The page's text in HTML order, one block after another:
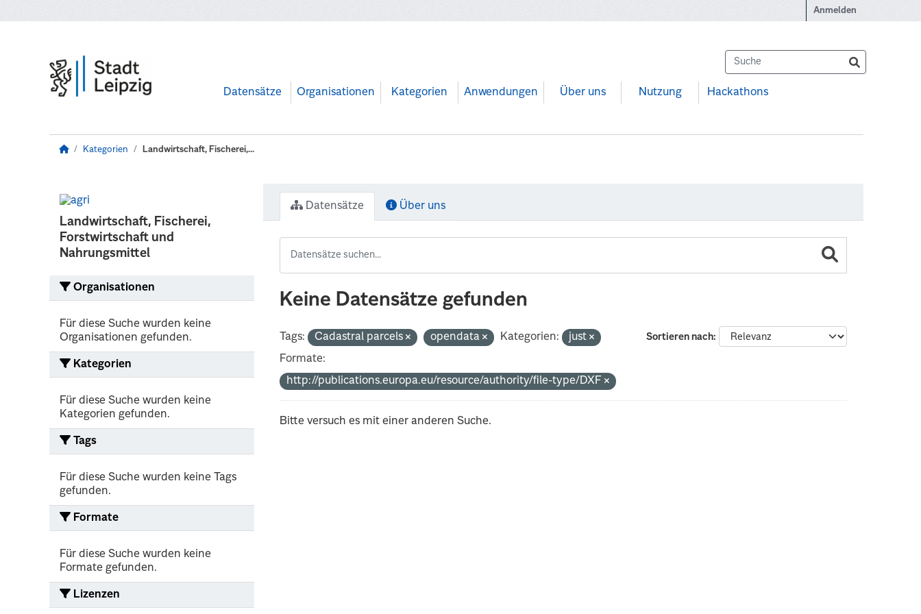
Anmelden
Datensätze Organisationen Kategorien Anwendungen Über uns Nutzung Hackathons
Kategorien Landwirtschaft, Fischerei,...
Landwirtschaft, Fischerei,
Forstwirtschaft und
Nahrungsmittel
Organisationen
Für diese Suche wurden keine
Organisationen gefunden.
Kategorien
Für diese Suche wurden keine
Kategorien gefunden.
Tags
Für diese Suche wurden keine Tags
gefunden.
Formate
Für diese Suche wurden keine
Formate gefunden.
Lizenzen
Datensätze Über uns
Keine Datensätze gefunden
Sortieren nach
Tags: Cadastral parcels opendata Kategorien:
just
Formate:
http://publications.europa.eu/resource/authority/file-type/DXF
Bitte versuch es mit einer anderen Suche.